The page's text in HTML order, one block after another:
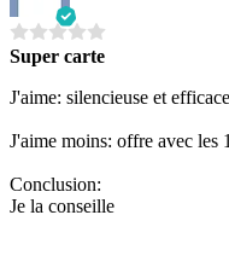
Super carte
J'aime: silencieuse et efficace
J'aime moins: offre avec les
Conclusion:
Je la conseille